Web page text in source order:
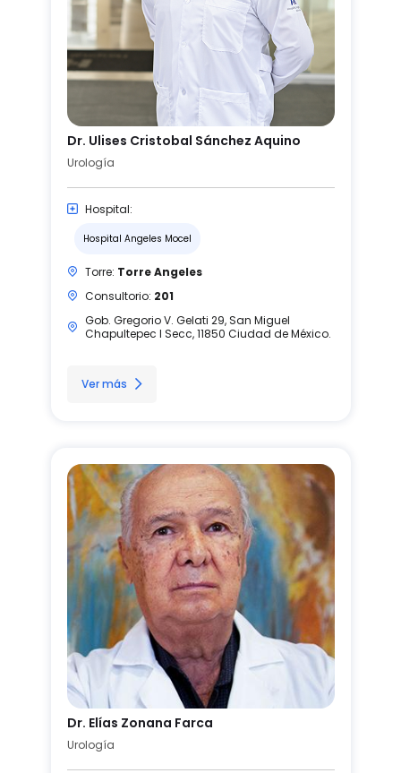
Dr. Ulises Cristobal Sánchez Aquino
Urología
Hospital:
Hospital Angeles Mocel
Torre: Torre Angeles
Consultorio: 201
Gob. Gregorio V. Gelati 29, San Miguel
Chapultepec I Secc, 11850 Ciudad de México.
Ver más
Dr. Elías Zonana Farca
Urología